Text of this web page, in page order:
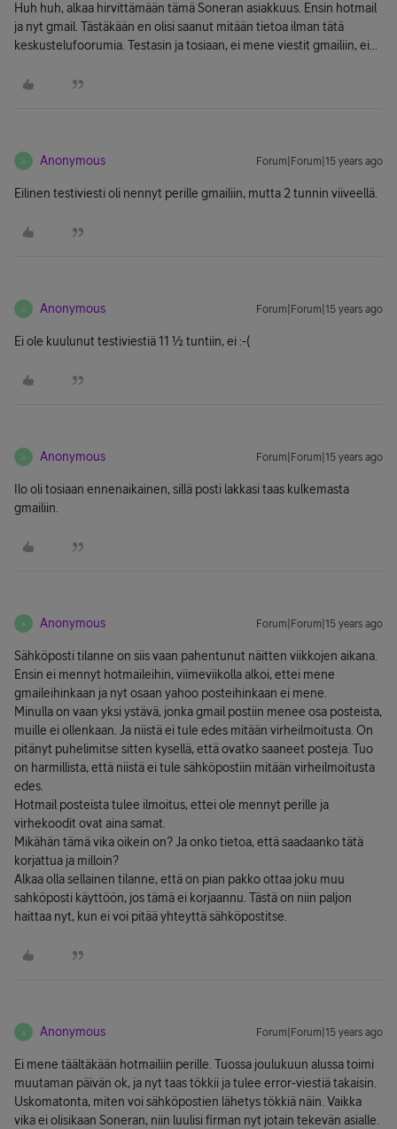
Huh huh, alkaa hirvittämään tämä Soneran asiakkuus. Ensin hotmail
ja nyt gmail. Tästäkään en olisi saanut mitään tietoa ilman tätä
keskustelufoorumia. Testasin ja tosiaan, ei mene viestit gmailiin, ei...
A Anonymous Forum|Forum|15 years ago
Eilinen testiviesti oli nennyt perille gmailiin, mutta 2 tunnin viiveellä.
A Anonymous Forum|Forum|15 years ago
Ei ole kuulunut testiviestiä 11 ½ tuntiin, ei :-(
A Anonymous Forum|Forum|15 years ago
Ilo oli tosiaan ennenaikainen, sillä posti lakkasi taas kulkemasta
gmailiin.
A Anonymous Forum|Forum|15 years ago
Sähköposti tilanne on siis vaan pahentunut näitten viikkojen aikana.
Ensin ei mennyt hotmaileihin, viimeviikolla alkoi, ettei mene
gmaileihinkaan ja nyt osaan yahoo posteihinkaan ei mene.
Minulla on vaan yksi ystävä, jonka gmail postiin menee osa posteista,
muille ei ollenkaan. Ja niistä ei tule edes mitään virheilmoitusta. On
pitänyt puhelimitse sitten kysellä, että ovatko saaneet posteja. Tuo
on harmillista, että niistä ei tule sähköpostiin mitään virheilmoitusta
edes.
Hotmail posteista tulee ilmoitus, ettei ole mennyt perille ja
virhekoodit ovat aina samat.
Mikähän tämä vika oikein on? Ja onko tietoa, että saadaanko tätä
korjattua ja milloin?
Alkaa olla sellainen tilanne, että on pian pakko ottaa joku muu
sahköposti käyttöön, jos tämä ei korjaannu. Tästä on niin paljon
haittaa nyt, kun ei voi pitää yhteyttä sähköpostitse.
A Anonymous Forum|Forum|15 years ago
Ei mene täältäkään hotmailiin perille. Tuossa joulukuun alussa toimi
muutaman päivän ok, ja nyt taas tökkii ja tulee error-viestiä takaisin.
Uskomatonta, miten voi sähköpostien lähetys tökkiä näin. Vaikka
vika ei olisikaan Soneran, niin luulisi firman nyt jotain tekevän asialle.